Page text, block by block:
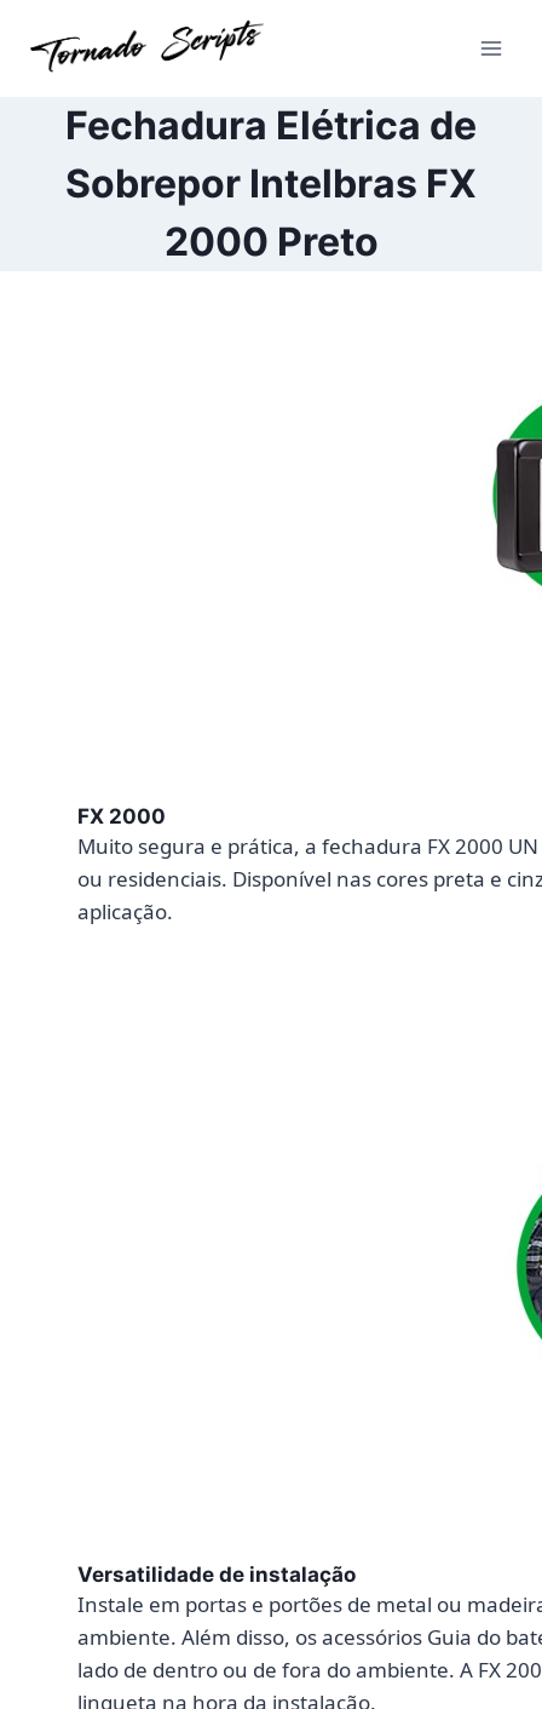
para
ConteúdoFechadura Elétrica de
Sobrepor Intelbras FX
2000 Preto
FX 2000
Muito segura e prática, a fechadura FX 2000
ou residenciais. Disponível nas cores preta e
aplicação.
Versatilidade de instalação
Instale em portas e portões de metal ou
ambiente. Além disso, os acessórios Guia do
lado de dentro ou de fora do ambiente. A FX
lingueta na hora da instalação.